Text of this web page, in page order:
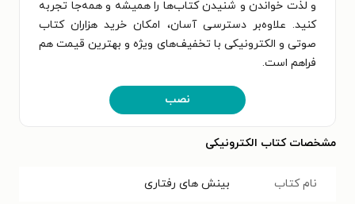
و لذت خواندن و شنیدن کتاب‌ها را همیشه و همه‌جا تجربه
کنید. علاوه‌بر دسترسی آسان، امکان خرید هزاران کتاب
صوتی و الکترونیکی با تخفیف‌های ویژه و بهترین قیمت هم
فراهم است.
نصب
مشخصات کتاب الکترونیکی
نام کتاب بینش های رفتاری